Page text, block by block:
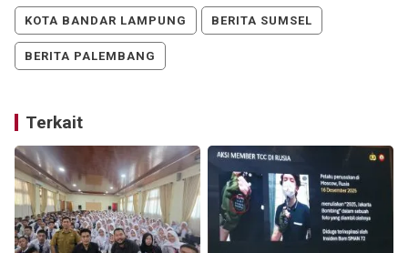
KOTA BANDAR LAMPUNG BERITA SUMSEL
BERITA PALEMBANG
Terkait